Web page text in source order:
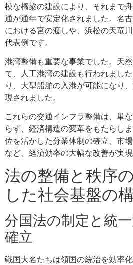
模な橋梁の建設により、それまで
通が通年で安定化されました。名
における宮の渡しや、浜松の天竜
代表例です。
港湾整備も重要な事業でした。天
て、人工港湾の建設も行われまし
り、大型船舶の入港が可能になり
現されました。
これらの交通インフラ整備は、単
らず、経済構造の変革をもたらし
位を活かした分業体制の確立、市
など、経済効率の大幅な改善が実現
法の整備と秩序
した社会基盤の
分国法の制定と統
確立
戦国大名たちは領国の統治を効率